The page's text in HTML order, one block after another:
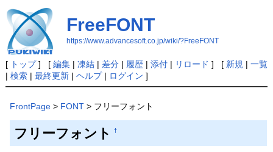
FreeFONT
https://www.advancesoft.co.jp/wiki/?FreeFONT
[ トップ] [ 編集| 凍結| 差分| 履歴| 添付| リロード ] [ 新規 | 一覧
| 検索| 最終更新| ヘルプ| ログイン ]
FrontPage > FONT > フリーフォント
フリーフォント †